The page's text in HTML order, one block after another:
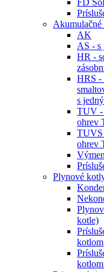
FD
AK
AS - s
HR -
HRS -
s
TUV -
ohrev
TUVS
ohrev
Plynové
kotle)
kotlom